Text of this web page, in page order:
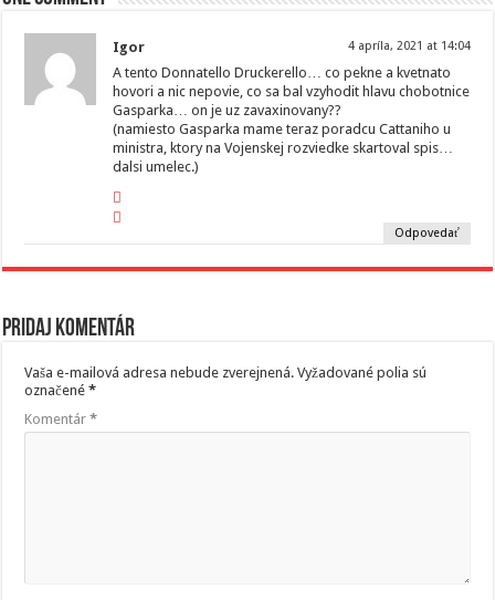
Igor 4 apríla, 2021 at 14:04
A tento Donnatello Druckerello… co pekne a kvetnato
hovori a nic nepovie, co sa bal vzyhodit hlavu chobotnice
Gasparka… on je uz zavaxinovany??
(namiesto Gasparka mame teraz poradcu Cattaniho u
ministra, ktory na Vojenskej rozviedke skartoval spis…
dalsi umelec.)
Odpovedať
Pridaj komentár
Vaša e-mailová adresa nebude zverejnená. Vyžadované polia sú
označené*
Komentár*